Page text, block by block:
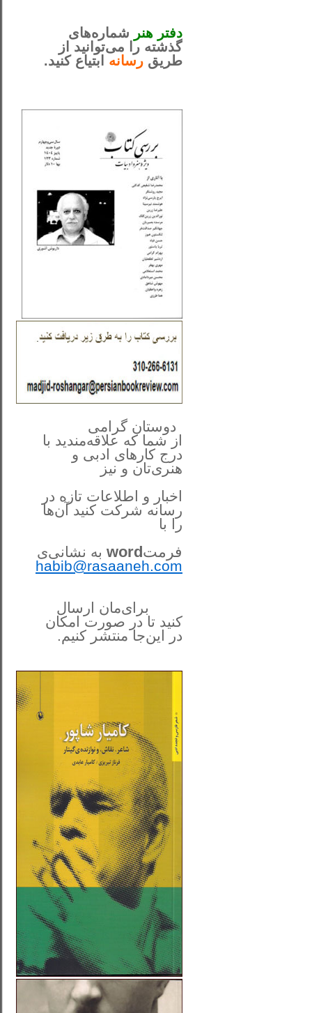
دفتر هنر شماره‌های
گذشته را می‌توانید از
طریق رسانه ابتیاع کنید.
دوستان گرامی
از شما که علاقه‌مندید با
درج کارهای‌ ادبی و
هنری‌تان و نیز
اخبار و اطلاعات تازه در
رسانه شرکت کنید آن‌ها
را با
فرمتword به نشانی‌ی
habib@rasaaneh.com
برای‌مان ارسال
کنید تا در صورت امکان
در این‌جامنتشر کنیم.